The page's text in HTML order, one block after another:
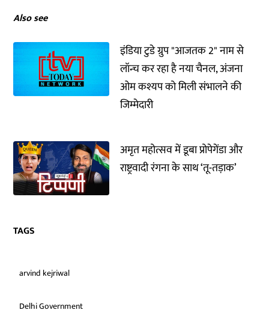
Also see
इंडिया टुडे ग्रुप "आजतक 2" नाम से
लॉन्च कर रहा है नया चैनल, अंजना
ओम कश्यप को मिली संभालने की
जिम्मेदारी
अमृत महोत्सव में डूबा प्रोपेगेंडा और
राष्ट्रवादी रंगना के साथ ‘तू-तड़ाक’
TAGS
arvind kejriwal
Delhi Government